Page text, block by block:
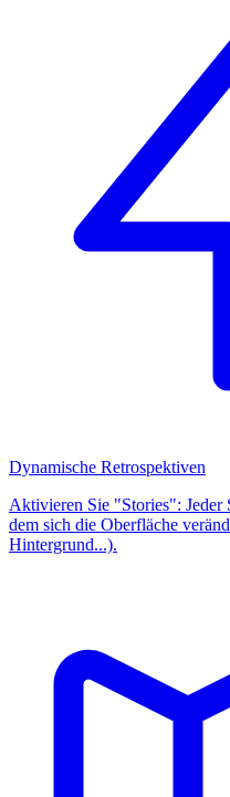
Dynamische Retrospektiven
Aktivieren Sie "Stories":
dem sich die Oberfläche
Hintergrund...).